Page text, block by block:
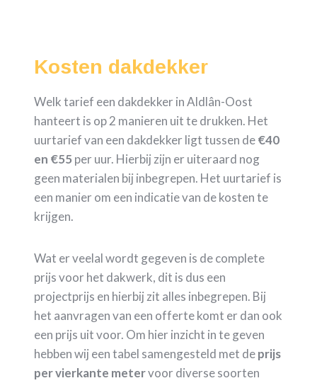
Kosten dakdekker
Welk tarief een dakdekker in Aldlân-Oost
hanteert is op 2 manieren uit te drukken. Het
uurtarief van een dakdekker ligt tussen de€40
en €55 per uur. Hierbij zijn er uiteraard nog
geen materialen bij inbegrepen. Het uurtarief is
een manier om een indicatie van de kosten te
krijgen.
Wat er veelal wordt gegeven is de complete
prijs voor het dakwerk, dit is dus een
projectprijs en hierbij zit alles inbegrepen. Bij
het aanvragen van een offerte komt er dan ook
een prijs uit voor. Om hier inzicht in te geven
hebben wij een tabel samengesteld met deprijs
per vierkante metervoor diverse soorten